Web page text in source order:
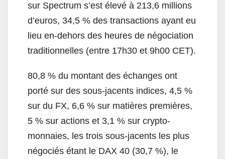
sur Spectrum s’est élevé à 213,6 millions
d’euros, 34,5 % des transactions ayant eu
lieu en-dehors des heures de négociation
traditionnelles (entre 17h30 et 9h00 CET).
80,8 % du montant des échanges ont
porté sur des sous-jacents indices, 4,5 %
sur du FX, 6,6 % sur matières premières,
5 % sur actions et 3,1 % sur crypto-
monnaies, les trois sous-jacents les plus
négociés étant le DAX 40 (30,7 %), le